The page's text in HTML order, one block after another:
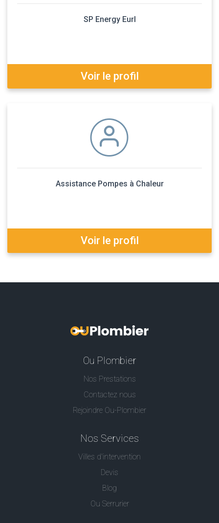
SP Energy Eurl
Voir le profil
Assistance Pompes à Chaleur
Voir le profil
Ou Plombier
Nos Prestations
Contactez nous
Rejoindre Ou-Plombier
Nos Services
Villes d'intervention
Devis
Blog
Ou Serrurier